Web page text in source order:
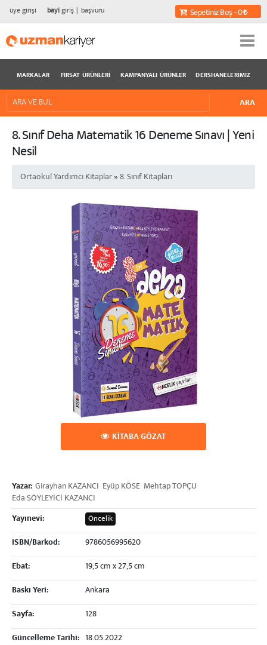
üye girişi bayigiriş başvuru Sepetiniz Boş - 0
MARKALAR FIRSAT ÜRÜNLERI KAMPANYALI ÜRÜNLER DERSHANELERIMIZ
8. Sınıf Deha Matematik 16 Deneme Sınavı | Yeni
Nesil
Ortaokul Yardımcı Kitaplar » 8. Sınıf Kitapları
KİTABA GÖZAT
Yazar: Girayhan KAZANCI Eyüp KÖSE Mehtap TOPÇU
Eda SÖYLEYİCİ KAZANCI
Yayınevi:
Öncelik
ISBN/Barkod:
9786056995620
Ebat:
19,5 cm x 27,5 cm
Baskı Yeri:
Ankara
Sayfa:
128
Güncelleme Tarihi: 18.05.2022